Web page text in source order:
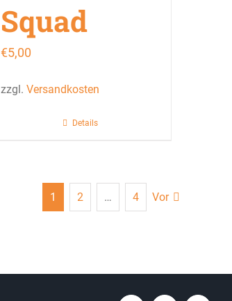
Squad
€5,00
zzgl. Versandkosten
Details
1 2 … 4 Vor